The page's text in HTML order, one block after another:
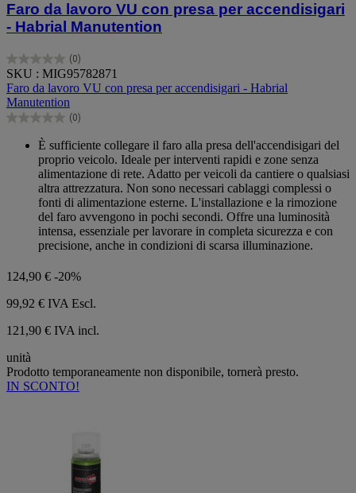
Faro da lavoro VU con presa per accendisigari
- Habrial Manutention
(0)
0.0
su
5
stelle.
SKU : MIG95782871
Faro da lavoro VU con presa per accendisigari - Habrial
Manutention
(0)
0.0
È sufficiente collegare il faro alla presa dell'accendisigari del
proprio veicolo. Ideale per interventi rapidi e zone senza
alimentazione di rete. Adatto per veicoli da cantiere o qualsiasi
altra attrezzatura. Non sono necessari cablaggi complessi o
fonti di alimentazione esterne. L'installazione e la rimozione
del faro avvengono in pochi secondi. Offre una luminosità
intensa, essenziale per lavorare in completa sicurezza e con
precisione, anche in condizioni di scarsa illuminazione.
124,90 € -20%
99,92 € IVA Escl.
121,90 € IVA incl.
unità
Prodotto temporaneamente non disponibile, tornerà presto.
IN SCONTO!